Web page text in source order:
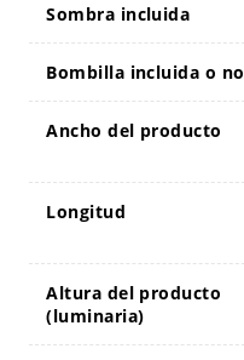
Sombra incluida
Bombilla incluida o no
Ancho del producto
Longitud
Altura del producto
(luminaria)